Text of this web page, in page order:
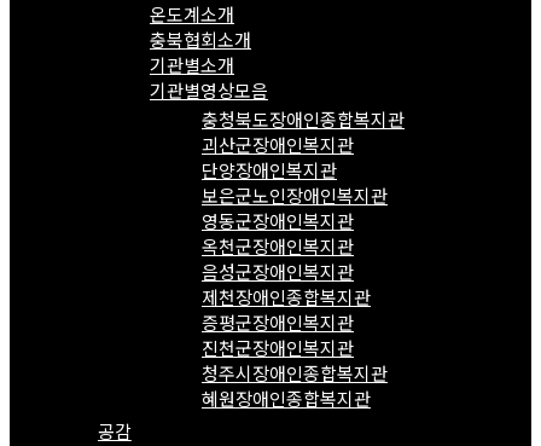
온도계소개
충북협회소개
기관별소개
기관별영상모음
충청북도장애인종합복지관
괴산군장애인복지관
단양장애인복지관
보은군노인장애인복지관
영동군장애인복지관
옥천군장애인복지관
음성군장애인복지관
제천장애인종합복지관
증평군장애인복지관
진천군장애인복지관
청주시장애인종합복지관
혜원장애인종합복지관
공감